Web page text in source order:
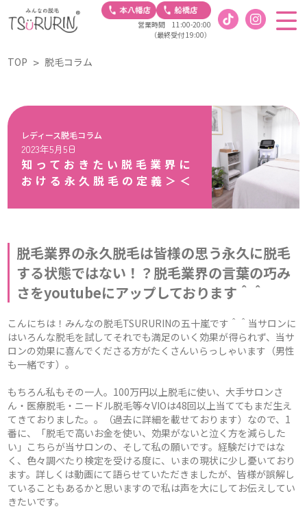
営業時間 11:00-20:00
（最終受付 19:00）
TOP 脱毛コラム
レディース脱毛コラム
2023年5月5日
知っておきたい脱毛業界に
おける永久脱毛の定義＞＜
脱毛業界の永久脱毛は皆様の思う永久に脱毛
する状態ではない！？脱毛業界の言葉の巧み
さをyoutubeにアップしております＾＾
こんにちは！みんなの脱毛TSURURINの五十嵐です＾＾当サロンに
はいろんな脱毛を試してそれでも満足のいく効果が得られず、当サ
ロンの効果に喜んでくださる方がたくさんいらっしゃいます（男性
も一緒です）。
もちろん私もその一人。100万円以上脱毛に使い、大手サロンさ
ん・医療脱毛・ニードル脱毛等々VIOは48回以上当ててもまだ生え
てきておりました。。（過去に詳細を載せております）なので、1
番に、「脱毛で高いお金を使い、効果がないと泣く方を減らした
い」こちらが当サロンの、そして私の願いです。経験だけではな
く、色々調べたり検定を受ける度に、いまの現状に少し憂いており
ます。詳しくは動画にて語らせていただきましたが、皆様が誤解し
ていることもあるかと思いますので私は声を大にしてお伝えしてい
きたいです。